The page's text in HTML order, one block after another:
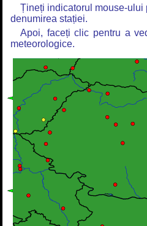
Țineți indicatorul mouse-ului
denumirea stației.
Apoi, faceți clic pentru a
meteorologice.